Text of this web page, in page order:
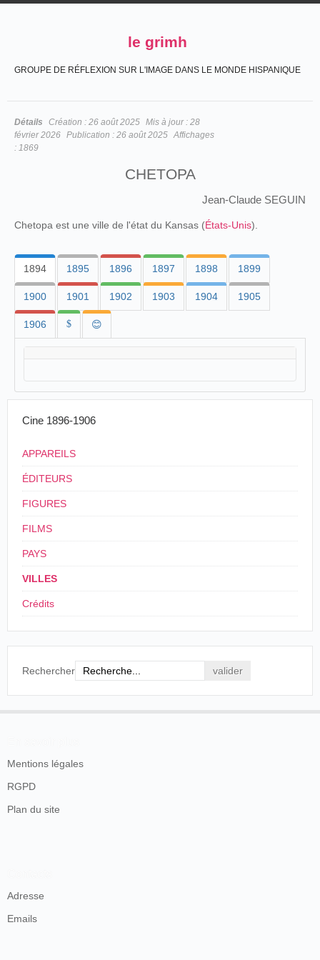
le grimh
GROUPE DE RÉFLEXION SUR L'IMAGE DANS LE MONDE HISPANIQUE
Détails Création : 26 août 2025 Mis à jour : 28
février 2026 Publication : 26 août 2025 Affichages
: 1869
CHETOPA
Jean-Claude SEGUIN
Chetopa est une ville de l'état du Kansas (États-Unis).
1894 1895 1896 1897 1898 1899
1900 1901 1902 1903 1904 1905
1906 $ 😊
Cine 1896-1906
APPAREILS
ÉDITEURS
FIGURES
FILMS
PAYS
VILLES
Crédits
Rechercher
Mentions légales
RGPD
Plan du site
Adresse
Emails